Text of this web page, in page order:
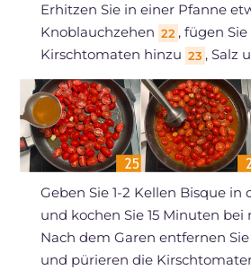
Erhitzen Sie in einer Pfanne
Knoblauchzehen 22 , fügen
Kirschtomaten hinzu 23 , Salz
Geben Sie 1-2 Kellen Bisque in
und kochen Sie 15 Minuten
Nach dem Garen entfernen
und pürieren die